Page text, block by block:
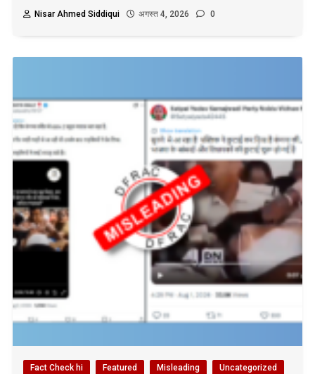
Nisar Ahmed Siddiqui
अगस्त 4, 2026 0
Fact Check hi Featured Misleading Uncategorized